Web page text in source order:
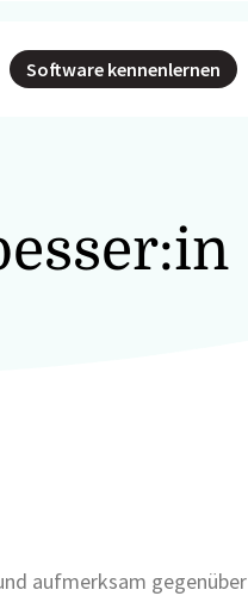
Software kennenlernen
aufmerksam gegenüber